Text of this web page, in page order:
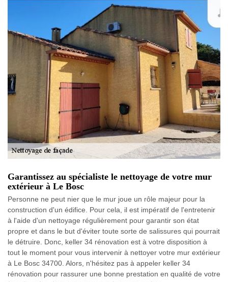
Garantissez au spécialiste le nettoyage de votre mur
extérieur à Le Bosc
Personne ne peut nier que le mur joue un rôle majeur pour la
construction d'un édifice. Pour cela, il est impératif de l'entretenir
à l'aide d'un nettoyage régulièrement pour garantir son état
propre et dans le but d'éviter toute sorte de salissures qui pourrait
le détruire. Donc, keller 34 rénovation est à votre disposition à
tout le moment pour vous intervenir à nettoyer votre mur extérieur
à Le Bosc 34700. Alors, n'hésitez pas à appeler keller 34
rénovation pour rassurer une bonne prestation en qualité de votre